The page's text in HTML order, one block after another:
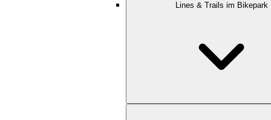
Lines & Trails im Bikepark